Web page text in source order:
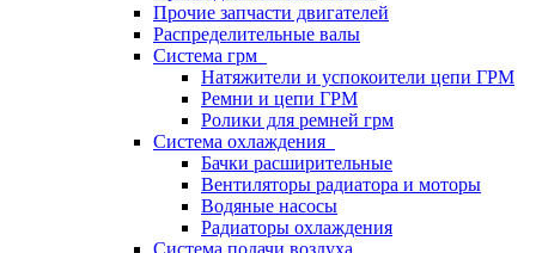
Прочие запчасти двигателей
Распределительные валы
Система грм
Натяжители и успокоители цепи ГРМ
Ремни и цепи ГРМ
Ролики для ремней грм
Система охлаждения
Бачки расширительные
Вентиляторы радиатора и моторы
Водяные насосы
Радиаторы охлаждения
Система подачи воздуха